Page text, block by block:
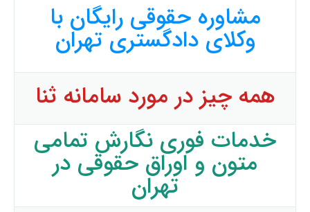
مشاوره حقوقی رایگان با
وکلای دادگستری تهران
همه چیز در مورد سامانه ثنا
خدمات فوری نگارش تمامی
متون و اوراق حقوقی در
تهران